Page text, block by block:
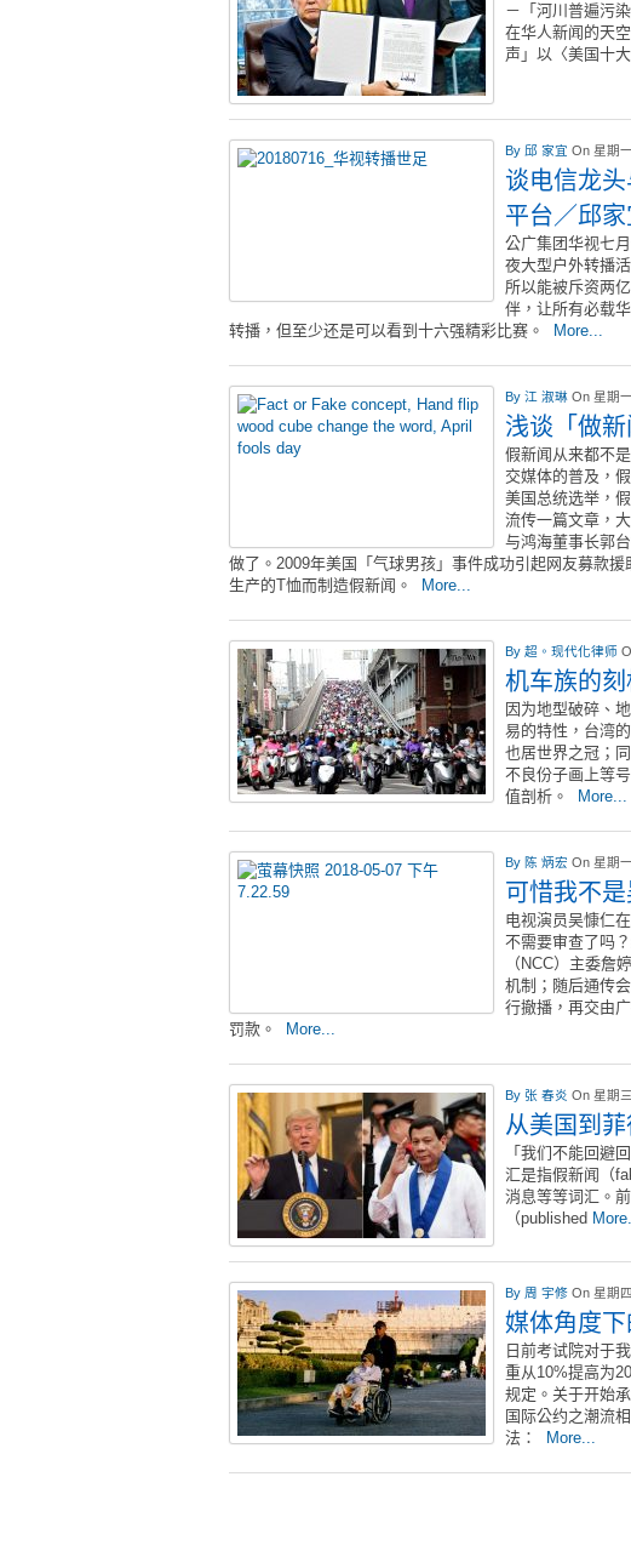
－「河川普遍污
在华人新闻的天
声」以〈美国十
By 邱 家宜 On 星期
谈电信龙
平台／邱
公广集团华视七
夜大型户外转播
所以能被斥资两
伴，让所有必载
转播，但至少还是可以看到十六强精彩比赛。
More...
By 江 淑琳 On 星期
浅谈「做
假新闻从来都不
交媒体的普及，
美国总统选举，
流传一篇文章，
与鸿海董事长郭
做了。2009年美国「气球男孩」事件成功引起网友募款
生产的T恤而制造假新闻。
More...
By 超。现代化律师
机车族的
因为地型破碎、
易的特性，台湾
也居世界之冠；
不良份子画上等
值剖析。
More...
By 陈 炳宏 On 星期
可惜我不
电视演员吴慷仁
不需要审查了吗
（NCC）主委詹
机制；随后通传
行撤播，再交由
罚款。
More...
By 张 春炎 On 星期
从美国到
「我们不能回避
汇是指假新闻（
消息等等词汇。
（published
By 周 宇修 On 星期
媒体角度
日前考试院对于
重从10%提高为
规定。关于开始
国际公约之潮流
法：
More...